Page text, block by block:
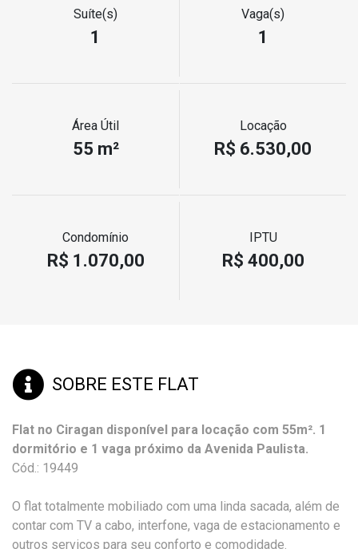
Suíte(s)
1
Vaga(s)
1
Área Útil
55 m²
Locação
R$ 6.530,00
Condomínio
R$ 1.070,00
IPTU
R$ 400,00
SOBRE ESTE FLAT
Flat no Ciragan disponível para locação com 55m². 1
dormitório e 1 vaga próximo da Avenida Paulista.
Cód.: 19449
O flat totalmente mobiliado com uma linda sacada, além de
contar com TV a cabo, interfone, vaga de estacionamento e
outros serviços para seu conforto e comodidade.